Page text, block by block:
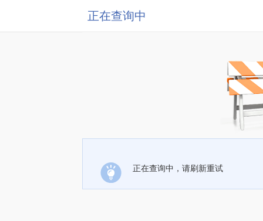
正在查询中
正在查询中，请刷新重试